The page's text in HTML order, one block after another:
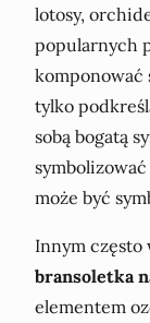
lotosy,
popularnych
komponować
tylko
sobą bogatą
może być
Innym często
bransoletka
elementem